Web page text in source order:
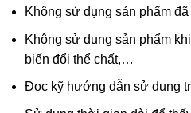
Không sử dụng sản phẩm
Không sử dụng sản phẩm
biến đổi thể chất,…
Đọc kỹ hướng dẫn sử dụng